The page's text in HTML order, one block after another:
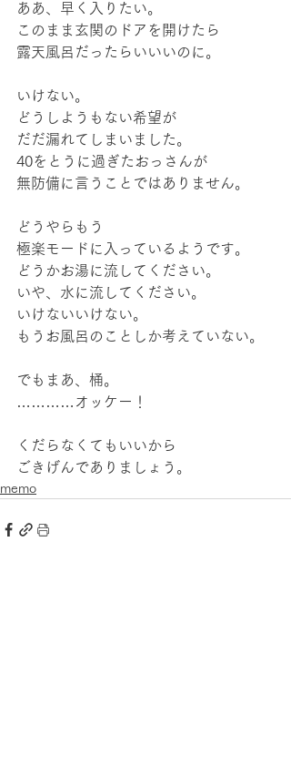
ああ、早く入りたい。
このまま玄関のドアを開けたら
露天風呂だったらいいいのに。
いけない。
どうしようもない希望が
だだ漏れてしまいました。
40をとうに過ぎたおっさんが
無防備に言うことではありません。
どうやらもう
極楽モードに入っているようです。
どうかお湯に流してください。
いや、水に流してください。
いけないいけない。
もうお風呂のことしか考えていない。
でもまあ、桶。
…………オッケー！
くだらなくてもいいから
ごきげんでありましょう。
memo